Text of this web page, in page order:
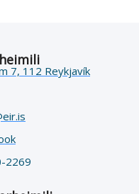
7, 112 Reykjavík
2269